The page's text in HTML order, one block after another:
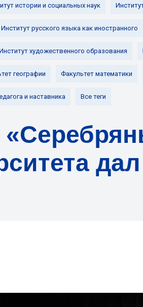
истории и социальных наук
Институт русского языка как иностранного
художественного образования
географии Факультет математики
и наставника Все теги